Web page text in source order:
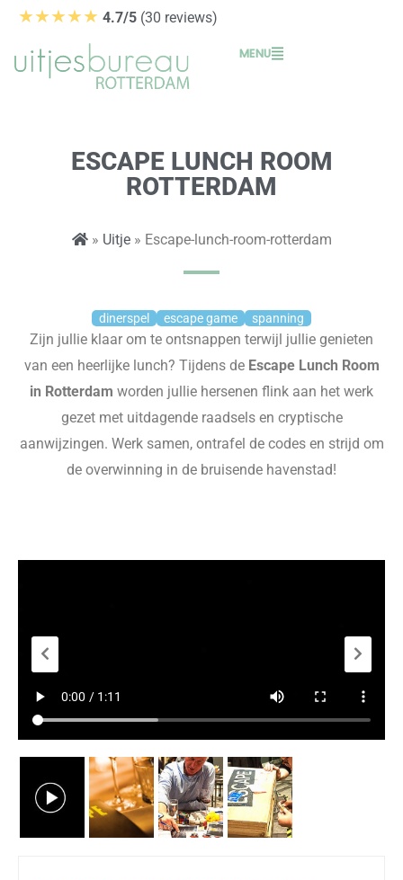
★★★★★ 4.7/5 (30 reviews)
MENU
ESCAPE LUNCH ROOM
ROTTERDAM
» Uitje» Escape-lunch-room-rotterdam
dinerspel escape game spanning
Zijn jullie klaar om te ontsnappen terwijl jullie genieten
van een heerlijke lunch? Tijdens de Escape Lunch Room
in Rotterdam worden jullie hersenen flink aan het werk
gezet met uitdagende raadsels en cryptische
aanwijzingen. Werk samen, ontrafel de codes en strijd om
de overwinning in de bruisende havenstad!